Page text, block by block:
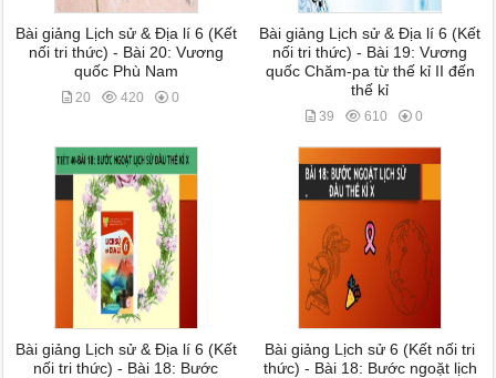
Bài giảng Lịch sử & Địa lí 6 (Kết
nối tri thức) - Bài 20: Vương
quốc Phù Nam
20 420 0
Bài giảng Lịch sử & Địa lí 6 (Kết
nối tri thức) - Bài 19: Vương
quốc Chăm-pa từ thế kỉ II đến
thế kỉ
39 610 0
Bài giảng Lịch sử & Địa lí 6 (Kết
nối tri thức) - Bài 18: Bước
Bài giảng Lịch sử 6 (Kết nối tri
thức) - Bài 18: Bước ngoặt lịch